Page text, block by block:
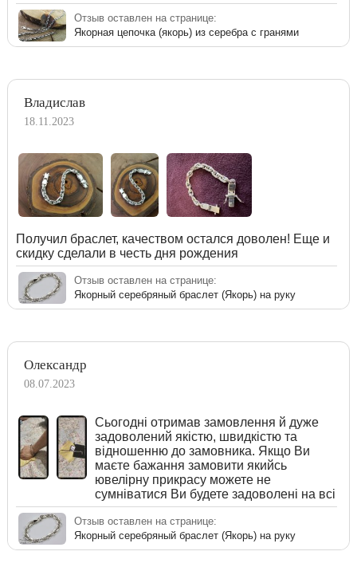
Отзыв оставлен на странице:
Якорная цепочка (якорь) из серебра с гранями
Владислав
18.11.2023
Получил браслет, качеством остался доволен! Еще и
скидку сделали в честь дня рождения
Отзыв оставлен на странице:
Якорный серебряный браслет (Якорь) на руку
Олександр
08.07.2023
Сьогодні отримав замовлення й дуже
задоволений якістю, швидкістю та
відношенню до замовника. Якщо Ви
маєте бажання замовити якийсь
ювелірну прикрасу можете не
сумніватися Ви будете задоволені на всі
Отзыв оставлен на странице:
Якорный серебряный браслет (Якорь) на руку